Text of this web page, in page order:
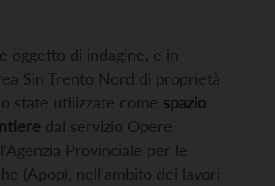
oggetto di indagine, e in
Sin Trento Nord di proprietà
state utilizzate come spazio
dal servizio Opere
Provinciale per le
(Apop), nell’ambito dei lavori